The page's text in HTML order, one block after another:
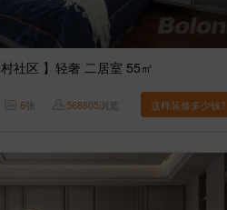
村社区 】轻奢 二居室 55㎡
6张 568805浏览 这样装修多少钱?